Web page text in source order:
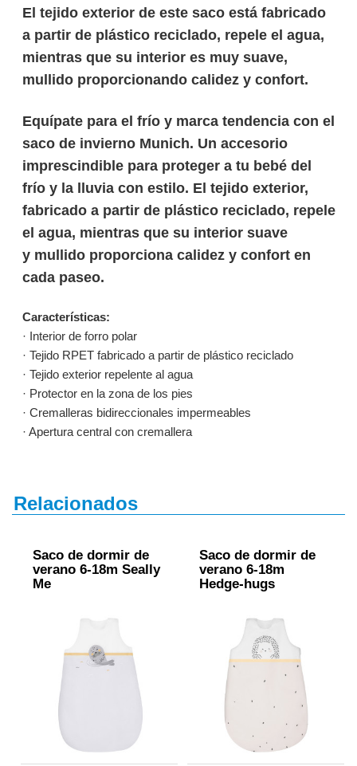
El tejido exterior de este saco está fabricado
a partir de plástico reciclado, repele el agua,
mientras que su interior es muy suave,
mullido proporcionando calidez y confort.
Equípate para el frío y marca tendencia con el
saco de invierno Munich. Un accesorio
imprescindible para proteger a tu bebé del
frío y la lluvia con estilo. El tejido exterior,
fabricado a partir de plástico reciclado, repele
el agua, mientras que su interior suave
y mullido proporciona calidez y confort en
cada paseo.
Características:
· Interior de forro polar
· Tejido RPET fabricado a partir de plástico reciclado
· Tejido exterior repelente al agua
· Protector en la zona de los pies
· Cremalleras bidireccionales impermeables
· Apertura central con cremallera
Relacionados
Saco de dormir de
verano 6-18m Seally
Me
Saco de dormir de
verano 6-18m
Hedge-hugs